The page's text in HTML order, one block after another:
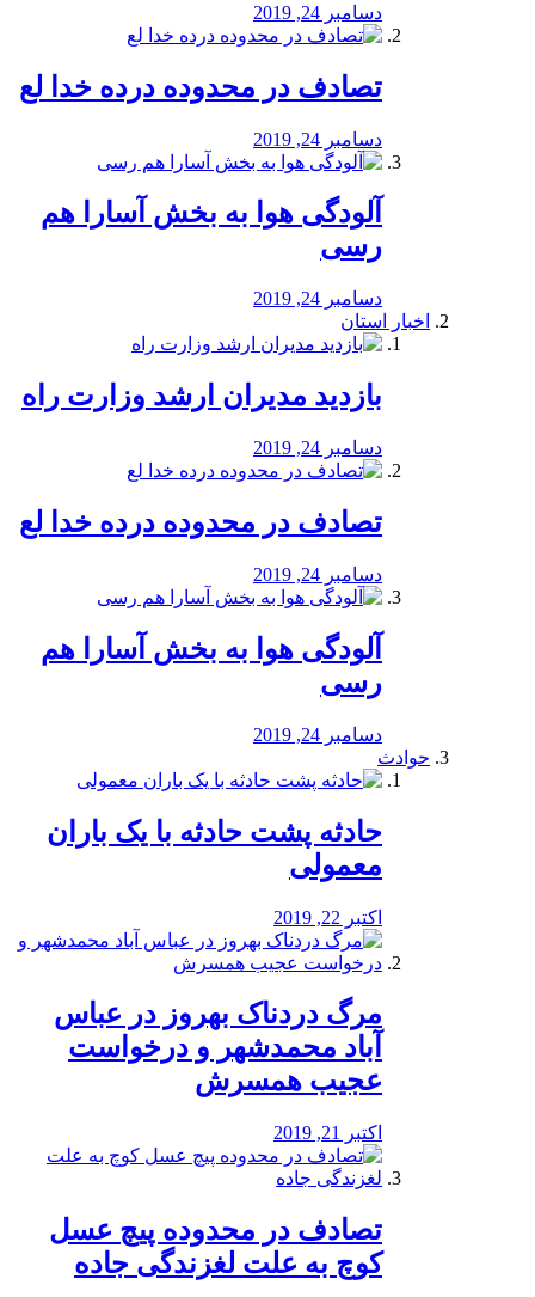
دسامبر 24, 2019
تصادف در محدوده درده خدا لع
دسامبر 24, 2019
آلودگی هوا به بخش آسارا هم
رسی
دسامبر 24, 2019
اخبار استان
بازدید مدیران ارشد وزارت راه
دسامبر 24, 2019
تصادف در محدوده درده خدا لع
دسامبر 24, 2019
آلودگی هوا به بخش آسارا هم
رسی
دسامبر 24, 2019
حوادث
️حادثه پشت حادثه با یک باران
معمولی
اکتبر 22, 2019
مرگ دردناک بهروز در عباس
آباد محمدشهر و درخواست
عجیب همسرش
اکتبر 21, 2019
تصادف در محدوده پیچ عسل
کوچ به علت لغزندگی جاده